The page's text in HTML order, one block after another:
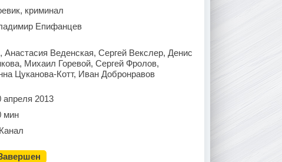
криминал
Епифанцев
Веденская, Сергей Векслер, Денис
Михаил Горевой, Сергей Фролов,
Цуканова-Котт, Иван Добронравов
апреля 2013
мин